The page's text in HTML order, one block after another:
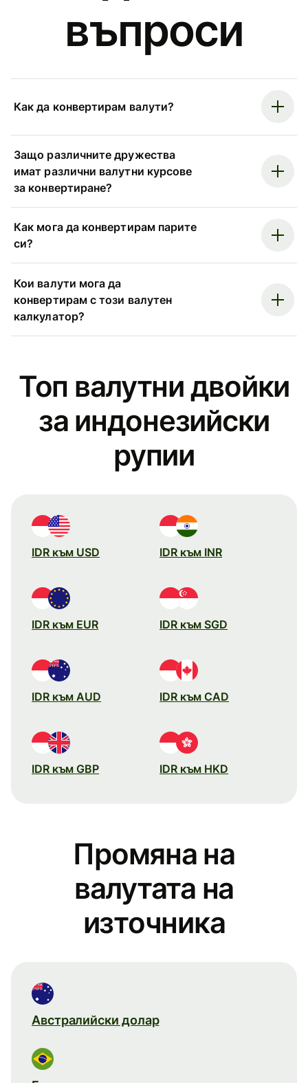
въпроси
Как да конвертирам валути?
Защо различните дружества
имат различни валутни курсове
за конвертиране?
Как мога да конвертирам парите
си?
Кои валути мога да
конвертирам с този валутен
калкулатор?
Топ валутни двойки
за индонезийски
рупии
IDR към USD IDR към INR
IDR към EUR IDR към SGD
IDR към AUD IDR към CAD
IDR към GBP IDR към HKD
Промяна на
валутата на
източника
Австралийски долар